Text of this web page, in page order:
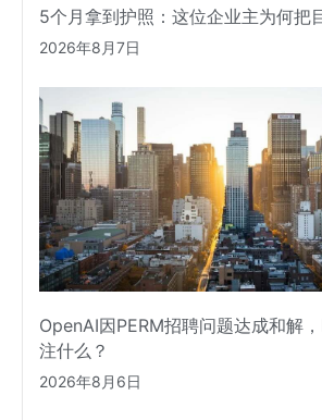
5个月拿到护照：这位企业主为何把
2026年8月7日
OpenAI因PERM招聘问题达成和解
注什么？
2026年8月6日